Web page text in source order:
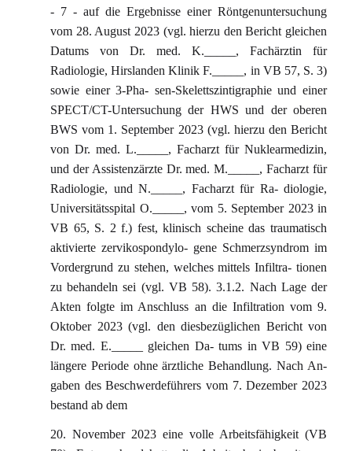
- 7 - auf die Ergebnisse einer Röntgenuntersuchung
vom 28. August 2023 (vgl. hierzu den Bericht gleichen
Datums von Dr. med. K._____, Fachärztin für
Radiologie, Hirslanden Klinik F._____, in VB 57, S. 3)
sowie einer 3-Pha- sen-Skelettszintigraphie und einer
SPECT/CT-Untersuchung der HWS und der oberen
BWS vom 1. September 2023 (vgl. hierzu den Bericht
von Dr. med. L._____, Facharzt für Nuklearmedizin,
und der Assistenzärzte Dr. med. M._____, Facharzt für
Radiologie, und N._____, Facharzt für Ra- diologie,
Universitätsspital O._____, vom 5. September 2023 in
VB 65, S. 2 f.) fest, klinisch scheine das traumatisch
aktivierte zervikospondylo- gene Schmerzsyndrom im
Vordergrund zu stehen, welches mittels Infiltra- tionen
zu behandeln sei (vgl. VB 58). 3.1.2. Nach Lage der
Akten folgte im Anschluss an die Infiltration vom 9.
Oktober 2023 (vgl. den diesbezüglichen Bericht von
Dr. med. E._____ gleichen Da- tums in VB 59) eine
längere Periode ohne ärztliche Behandlung. Nach An-
gaben des Beschwerdeführers vom 7. Dezember 2023
bestand ab dem
20. November 2023 eine volle Arbeitsfähigkeit (VB